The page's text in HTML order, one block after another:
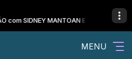
com SIDNEY MANTOAN E
MENU